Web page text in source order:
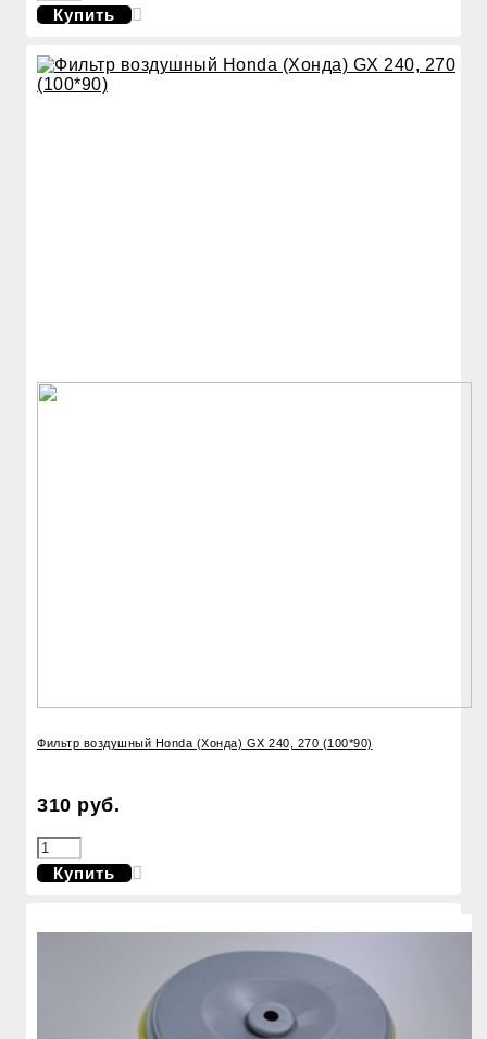
Купить
Фильтр воздушный Honda (Хонда) GX 240, 270 (100*90)
310 руб.
Купить